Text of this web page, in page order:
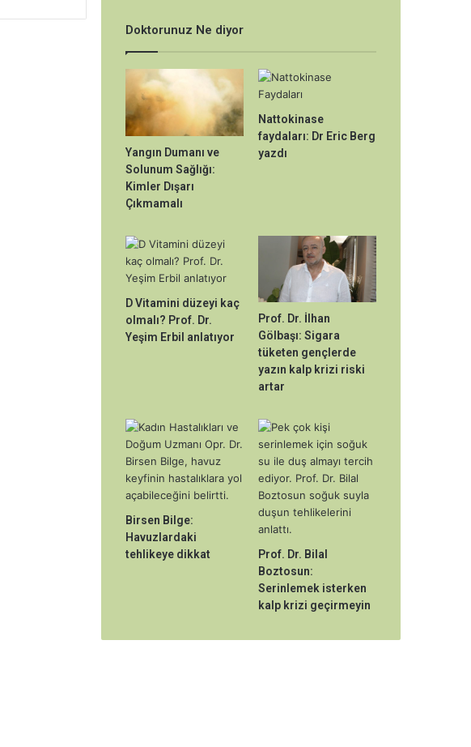
Doktorunuz Ne diyor
Yangın Dumanı ve
Solunum Sağlığı:
Kimler Dışarı
Çıkmamalı
Nattokinase
faydaları: Dr Eric Berg
yazdı
D Vitamini düzeyi kaç
olmalı? Prof. Dr.
Yeşim Erbil anlatıyor
Prof. Dr. İlhan
Gölbaşı: Sigara
tüketen gençlerde
yazın kalp krizi riski
artar
Birsen Bilge:
Havuzlardaki
tehlikeye dikkat
Prof. Dr. Bilal
Boztosun:
Serinlemek isterken
kalp krizi geçirmeyin